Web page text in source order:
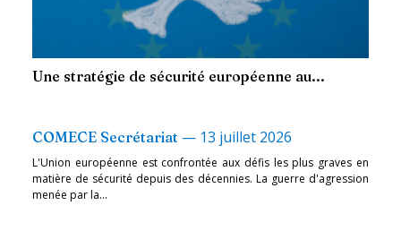
Une stratégie de sécurité européenne au...
COMECE Secrétariat — 13 juillet 2026
L'Union européenne est confrontée aux défis les plus graves en
matière de sécurité depuis des décennies. La guerre d'agression
menée par la...